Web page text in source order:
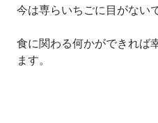
今は専らいちごに目がない
食に関わる何かができれば